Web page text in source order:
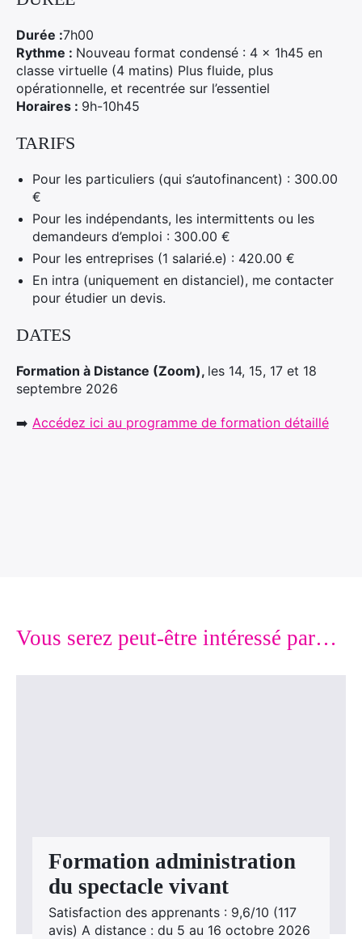
Durée :7h00
Rythme : Nouveau format condensé : 4 × 1h45 en
classe virtuelle (4 matins) Plus fluide, plus
opérationnelle, et recentrée sur l’essentiel
Horaires : 9h-10h45
TARIFS
Pour les particuliers (qui s’autofinancent) : 300.00
€
Pour les indépendants, les intermittents ou les
demandeurs d’emploi : 300.00 €
Pour les entreprises (1 salarié.e) : 420.00 €
En intra (uniquement en distanciel), me contacter
pour étudier un devis.
DATES
Formation à Distance (Zoom), les 14, 15, 17 et 18
septembre 2026
➡️ Accédez ici au programme de formation détaillé
Vous serez peut-être intéressé par…
Formation administration
du spectacle vivant
Satisfaction des apprenants : 9,6/10 (117
avis) A distance : du 5 au 16 octobre 2026